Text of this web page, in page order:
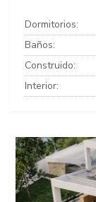
Dormitorios:
Baños:
Construido:
Interior: